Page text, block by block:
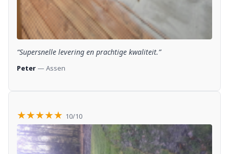
“Supersnelle levering en prachtige kwaliteit.”
Peter — Assen
★★★★★ 10/10